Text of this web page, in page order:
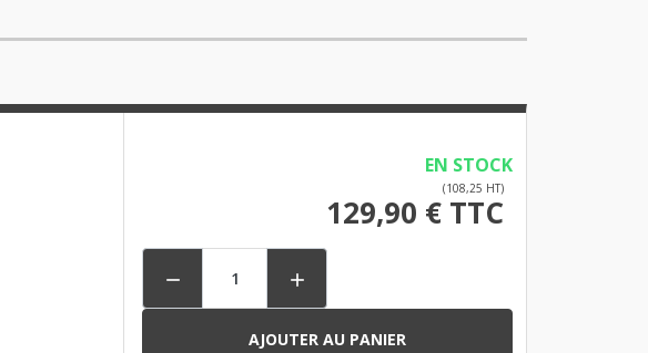
EN STOCK
(108,25 HT)
129,90 € TTC
 
AJOUTER AU PANIER